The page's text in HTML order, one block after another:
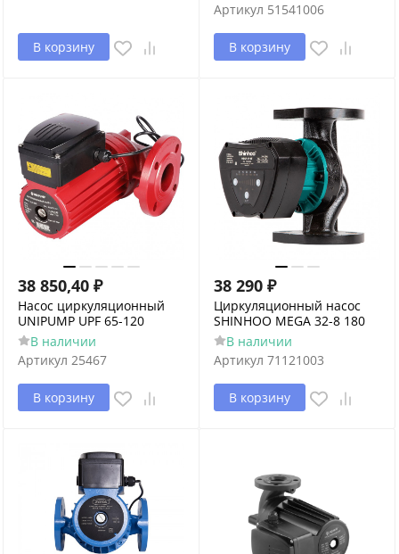
В корзину
Артикул 51541006
В корзину
38 850,40 ₽
Насос циркуляционный
UNIPUMP UPF 65-120
В наличии
Артикул 25467
В корзину
38 290 ₽
Циркуляционный насос
SHINHOO MEGA 32-8 180
В наличии
Артикул 71121003
В корзину